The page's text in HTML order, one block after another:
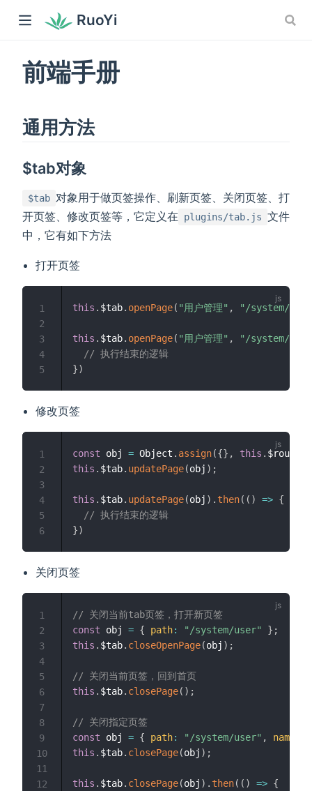
RuoYi
前端手册
通用方法
$tab对象
$tab 对象用于做页签操作、刷新页签、关闭页签、打
开页签、修改页签等，它定义在
plugins/tab.js 文件
中，它有如下方法
打开页签
this . $tab. openPage( "用户管理" , "/system/
this . $tab. openPage( "用户管理" ,
"/system/
// 执行结束的逻辑
})
1
2
3
4
5
修改页签
const obj = Object . assign({} , this . $route
this . $tab. updatePage(obj ) ;
this . $tab. updatePage(obj ) . then( ( ) => {
// 执行结束的逻辑
})
1
2
3
4
5
6
关闭页签
// 关闭当前tab页签，打开新页签
const obj = { path: "/system/user" } ;
this . $tab. closeOpenPage(obj ) ;
// 关闭当前页签，回到首页
this . $tab. closePage( ) ;
// 关闭指定页签
const obj = { path: "/system/user" , name
this . $tab. closePage(obj ) ;
this . $tab. closePage(obj ) . then( ( ) => {
1
2
3
4
5
6
7
8
9
10
11
12